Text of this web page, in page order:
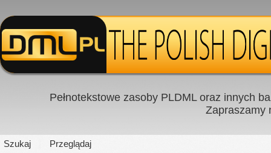
Pełnotekstowe zasoby PLDML oraz innych
Zapraszamy
Szukaj Przeglądaj